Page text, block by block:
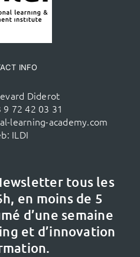
INFO
Diderot
9 72 42 03 31
learning-academy.com
ILDI
tous les
en moins de 5
d’une semaine
et d’innovation